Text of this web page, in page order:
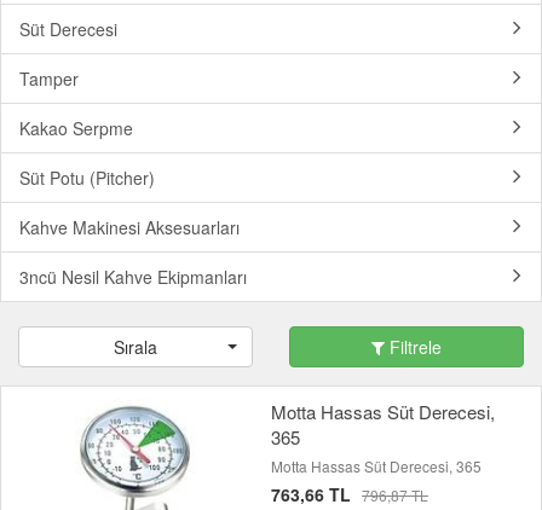
Süt Derecesi
Tamper
Kakao Serpme
Süt Potu (Pitcher)
Kahve Makinesi Aksesuarları
3ncü Nesil Kahve Ekipmanları
Sırala Filtrele
Motta Hassas Süt Derecesi,
365
Motta Hassas Süt Derecesi, 365
763,66 TL 796,87 TL